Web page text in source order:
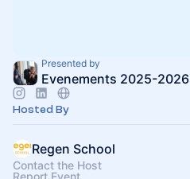
Presented by
Evenements 2025-2026
Hosted By
Regen School
Contact the Host
Report Event